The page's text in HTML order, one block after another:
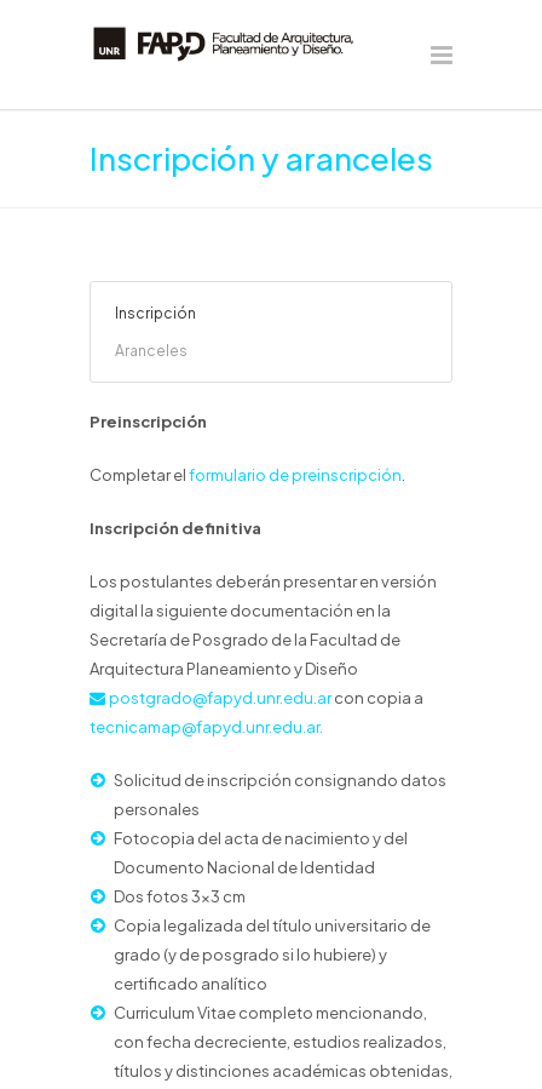
Inscripción y aranceles
Inscripción
Aranceles
Preinscripción
Completar elformulario de preinscripción
Inscripción definitiva
Los postulantes deberán presentar en versión
digital la siguiente documentación en la
Secretaría de Posgrado de la Facultad de
Arquitectura Planeamiento y Diseño
postgrado@fapyd.unr.edu.arcon copia a
tecnicamap@fapyd.unr.edu.ar.
Solicitud de inscripción consignando datos
personales
Fotocopia del acta de nacimiento y del
Documento Nacional de Identidad
Dos fotos 3×3 cm
Copia legalizada del título universitario de
grado (y de posgrado si lo hubiere) y
certificado analítico
Curriculum Vitae completo mencionando,
con fecha decreciente, estudios realizados,
títulos y distinciones académicas obtenidas,